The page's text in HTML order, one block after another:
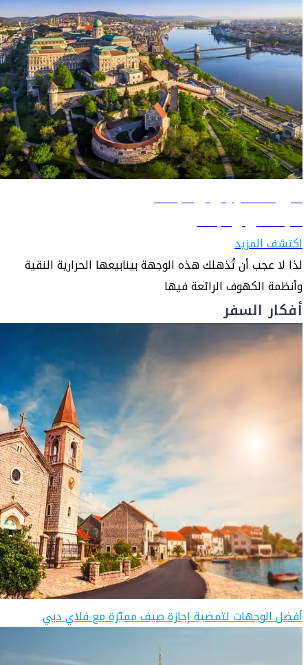
دليل السفر إلى بودابست
تعرّف على بودابست
اكتشف المزيد
لذا لا عجب أن تُذهلك هذه الوجهة بينابيعها الحرارية النقية
وأنظمة الكهوف الرائعة فيها
أفكار السفر
أفضل الوجهات لتمضية إجازة صيف مميّزة مع فلاي دبي